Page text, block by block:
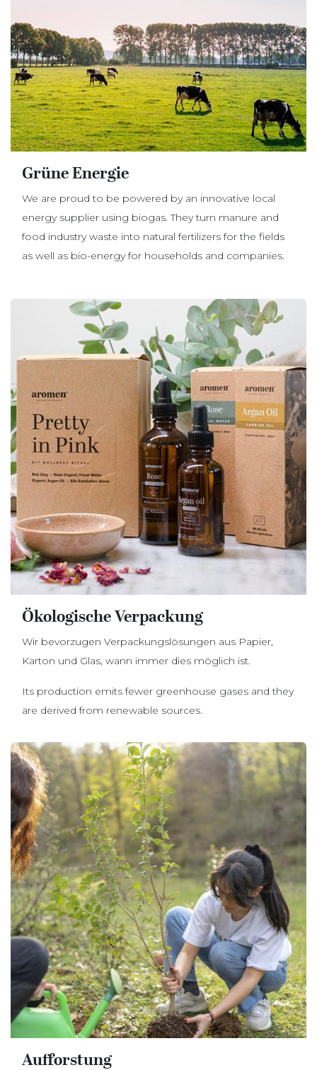
Grüne Energie
We are proud to be powered by an innovative local
energy supplier using biogas. They turn manure and
food industry waste into natural fertilizers for the fields
as well as bio-energy for households and companies.
Ökologische Verpackung
Wir bevorzugen Verpackungslösungen aus Papier,
Karton und Glas, wann immer dies möglich ist.
Its production emits fewer greenhouse gases and they
are derived from renewable sources.
Aufforstung